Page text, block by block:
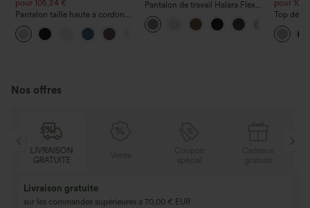
pour 105,24 €
Pantalon taille haute à cordon
avec poches, jambe large et
coupe ample, style décontracté,
effet lin
Pantalon de travail Halara Flex™
DayStretch à taille haute, avec
poches et coupe droite
pour
Top
ronde,
et coupe
Nos offres
Vente
3 achetés, 1 offert
Achetez 4 pour 3, achetez 8 pour 6